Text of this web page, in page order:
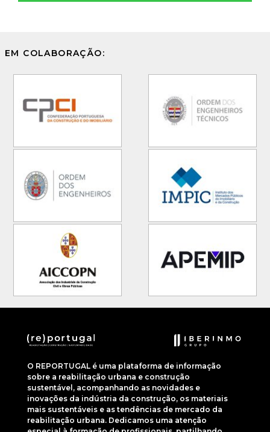
EM COLABORAÇÃO:
O REPORTUGAL é uma plataforma de informação
sobre a reabilitação urbana e construção
sustentável, acompanhando as novidades e
inovações da indústria da construção, os materiais
mais sustentáveis e as tendências de mercado da
reabilitação urbana. Dedicamos uma atenção